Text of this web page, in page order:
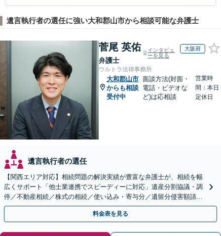
遺言執行者の選任に強い大和郡山市から相談可能な弁護士
菅尾 英佑
弁護士
インタビュ
ーを見る
大阪府
ウルトラ法律事務所
大和郡山市
からも相談
受付中
面談方法(対面・
電話・ビデオな
ど)は応相談
営業時
間：本日
定休日
遺言執行者の選任
【関西エリア対応】相続問題の解決実績が豊富な弁護士が、相続を幅
広くサポート「他士業連携でスピーディーに対応」遺産分割協議・調
停／不動産相続／株式の相続／使い込み・寄与分／遺留分侵害額請求
／相続放棄（借金の相続）／遺言書作成
料金表を見る